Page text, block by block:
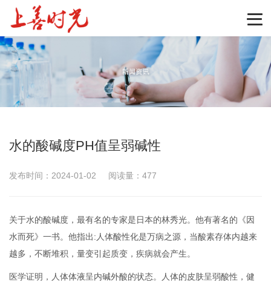
水的酸碱度PH值呈弱碱性
发布时间：2024-01-02 阅读量：477
关于水的酸碱度，最有名的专家是日本的林秀光。他有著名的《因
水而死》一书。他指出:人体酸性化是万病之源，当酸素存体内越来
越多，不断堆积，量变引起质变，疾病就会产生。
医学证明，人体体液呈内碱外酸的状态。人体的皮肤呈弱酸性，健